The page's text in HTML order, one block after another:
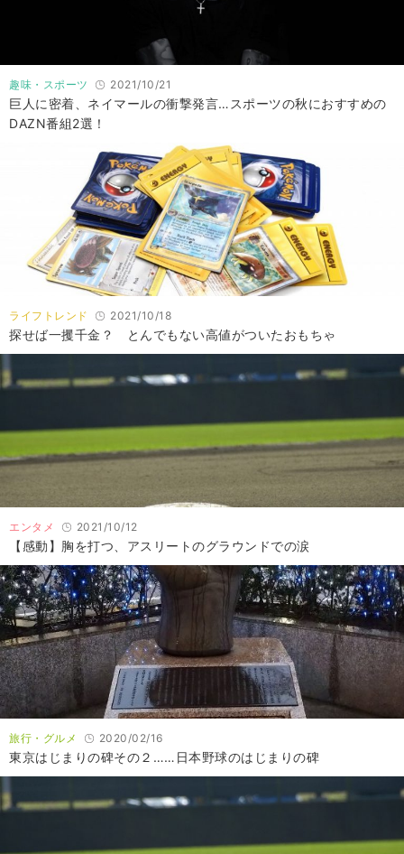
趣味・スポーツ 2021/10/21
巨人に密着、ネイマールの衝撃発言…スポーツの秋におすすめの
DAZN番組2選！
ライフトレンド 2021/10/18
探せば一攫千金？ とんでもない高値がついたおもちゃ
エンタメ 2021/10/12
【感動】胸を打つ、アスリートのグラウンドでの涙
旅行・グルメ 2020/02/16
東京はじまりの碑その２……日本野球のはじまりの碑